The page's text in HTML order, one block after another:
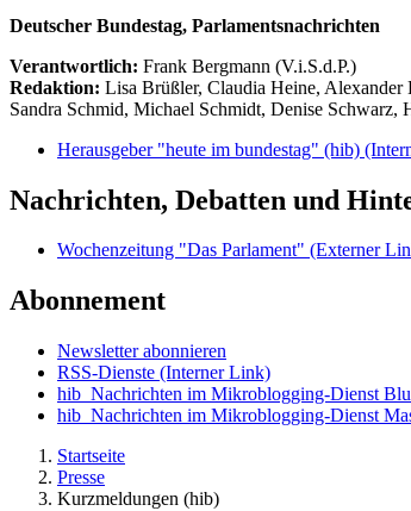
Deutscher Bundestag, Parlamentsnachrichten
Verantwortlich: Frank Bergmann (V.i.S.d.P.)
Redaktion: Lisa Brüßler, Claudia Heine,
Sandra Schmid, Michael Schmidt, Denise Schwarz,
Herausgeber "heute im bundestag" (hib)
Nachrichten, Debatten und
Wochenzeitung "Das Parlament" (Externer
Abonnement
Newsletter abonnieren
RSS-Dienste (Interner Link)
hib_Nachrichten im Mikroblogging-Dienst
hib_Nachrichten im Mikroblogging-Dienst
Startseite
Presse
Kurzmeldungen (hib)